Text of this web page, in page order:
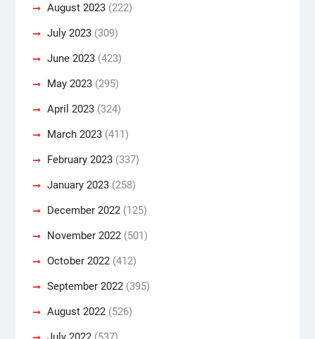
August 2023(222)
July 2023(309)
June 2023(423)
May 2023(295)
April 2023(324)
March 2023(411)
February 2023(337)
January 2023(258)
December 2022(125)
November 2022(501)
October 2022(412)
September 2022(395)
August 2022(526)